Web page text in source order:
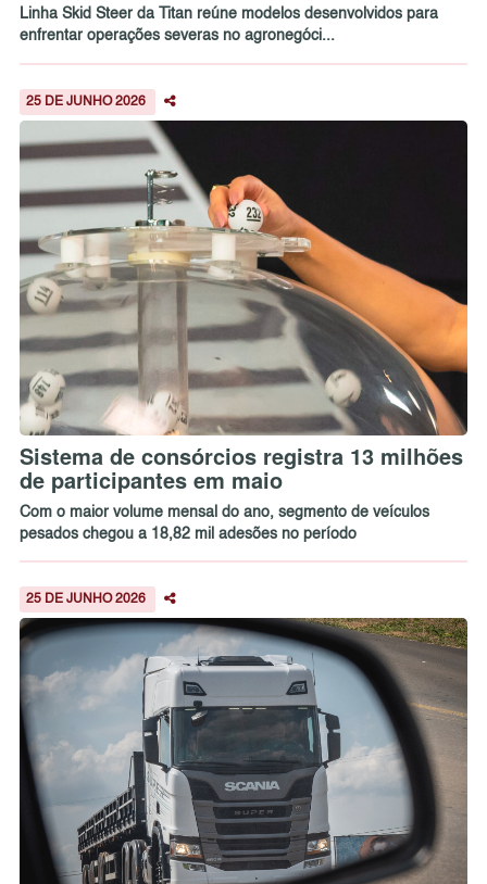
Linha Skid Steer da Titan reúne modelos desenvolvidos para
enfrentar operações severas no agronegóci...
25 DE JUNHO 2026
Sistema de consórcios registra 13 milhões
de participantes em maio
Com o maior volume mensal do ano, segmento de veículos
pesados chegou a 18,82 mil adesões no período
25 DE JUNHO 2026